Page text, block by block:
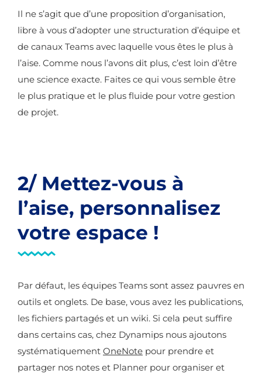
Il ne s’agit que d’une proposition d’organisation,
libre à vous d’adopter une structuration d’équipe et
de canaux Teams avec laquelle vous êtes le plus à
l’aise. Comme nous l’avons dit plus, c’est loin d’être
une science exacte. Faites ce qui vous semble être
le plus pratique et le plus fluide pour votre gestion
de projet.
2/ Mettez-vous à
l’aise, personnalisez
votre espace !
Par défaut, les équipes Teams sont assez pauvres en
outils et onglets. De base, vous avez les publications,
les fichiers partagés et un wiki. Si cela peut suffire
dans certains cas, chez Dynamips nous ajoutons
systématiquement OneNote pour prendre et
partager nos notes et Planner pour organiser et